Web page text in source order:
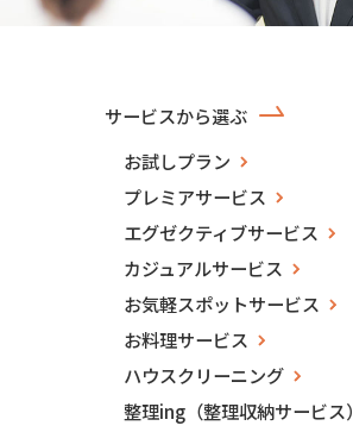
サービスから選ぶ
お試しプラン
プレミアサービス
エグゼクティブサービス
カジュアルサービス
お気軽スポットサービス
お料理サービス
ハウスクリーニング
整理ing（整理収納サービス）